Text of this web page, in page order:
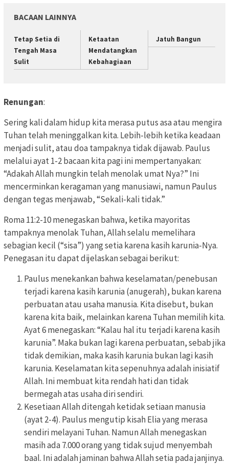
BACAAN LAINNYA
Tetap Setia di
Tengah Masa
Sulit
Ketaatan
Mendatangkan
Kebahagiaan
Jatuh Bangun
Renungan:
Sering kali dalam hidup kita merasa putus asa atau mengira
Tuhan telah meninggalkan kita. Lebih-lebih ketika keadaan
menjadi sulit, atau doa tampaknya tidak dijawab. Paulus
melalui ayat 1-2 bacaan kita pagi ini mempertanyakan:
“Adakah Allah mungkin telah menolak umat Nya?” Ini
mencerminkan keragaman yang manusiawi, namun Paulus
dengan tegas menjawab, “Sekali-kali tidak.”
Roma 11:2-10 menegaskan bahwa, ketika mayoritas
tampaknya menolak Tuhan, Allah selalu memelihara
sebagian kecil (“sisa”) yang setia karena kasih karunia-Nya.
Penegasan itu dapat dijelaskan sebagai berikut:
Paulus menekankan bahwa keselamatan/penebusan
terjadi karena kasih karunia (anugerah), bukan karena
perbuatan atau usaha manusia. Kita disebut, bukan
karena kita baik, melainkan karena Tuhan memilih kita.
Ayat 6 menegaskan: “Kalau hal itu terjadi karena kasih
karunia”. Maka bukan lagi karena perbuatan, sebab jika
tidak demikian, maka kasih karunia bukan lagi kasih
karunia. Keselamatan kita sepenuhnya adalah inisiatif
Allah. Ini membuat kita rendah hati dan tidak
bermegah atas usaha diri sendiri.
Kesetiaan Allah ditengah ketidak setiaan manusia
(ayat 2-4). Paulus mengutip kisah Elia yang merasa
sendiri melayani Tuhan. Namun Allah menegaskan
masih ada 7.000 orang yang tidak sujud menyembah
baal. Ini adalah jaminan bahwa Allah setia pada janjinya.